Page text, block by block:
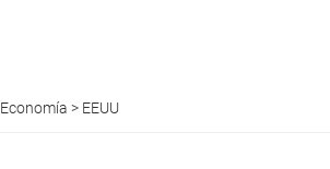
Economía > EEUU